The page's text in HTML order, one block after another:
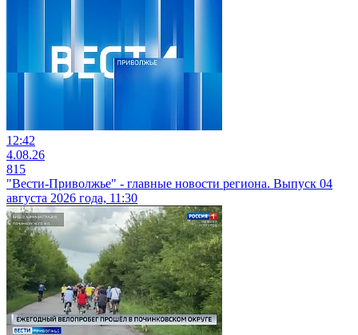
12:42
4.08.26
815
"Вести-Приволжье" - главные новости региона. Выпуск 04
августа 2026 года, 11:30